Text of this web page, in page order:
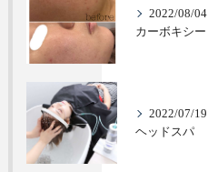
2022/08/04
カーボキシー
2022/07/19
ヘッドスパ